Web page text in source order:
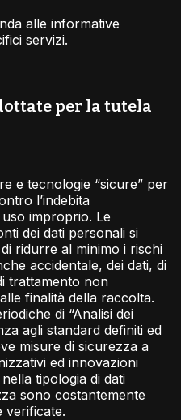
alle informative
servizi.
per la tutela
e tecnologie “sicure” per
l’indebita
improprio. Le
dei dati personali si
ridurre al minimo i rischi
accidentale, dei dati, di
trattamento non
finalità della raccolta.
di “Analisi dei
agli standard definiti ed
misure di sicurezza a
ed innovazioni
tipologia di dati
sono costantemente
verificate.